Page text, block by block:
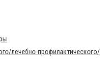
лечебно-профилактического/